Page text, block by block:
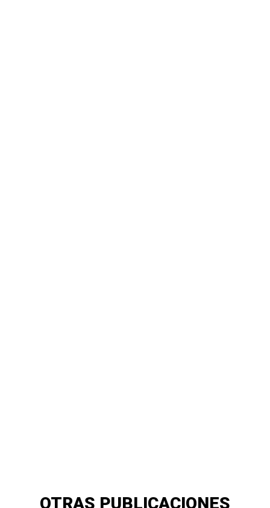
OTRAS PUBLICACIONES